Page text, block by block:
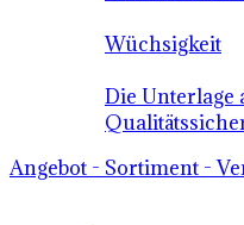
Wüchsigkeit
Die Unterlage
Angebot - Sortiment -